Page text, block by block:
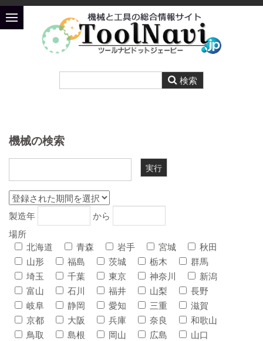
機械の検索
製造年
から
場所
北海道
青森 岩手 宮城
秋田
山形
福島 茨城 栃木
群馬
埼玉
千葉 東京 神奈川
新潟
富山
石川 福井 山梨
長野
岐阜
静岡 愛知 三重
滋賀
京都
大阪 兵庫 奈良
和歌山
鳥取
島根 岡山 広島
山口